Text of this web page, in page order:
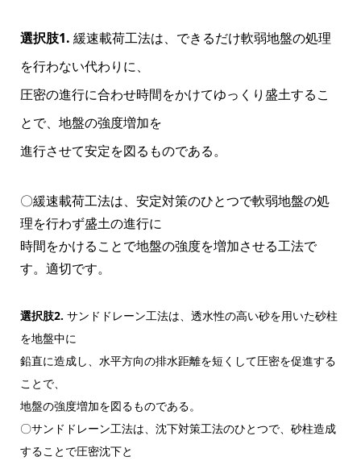
選択肢1. 緩速載荷工法は、できるだけ軟弱地盤の処理
を行わない代わりに、
圧密の進行に合わせ時間をかけてゆっくり盛土するこ
とで、地盤の強度増加を
進行させて安定を図るものである。
〇緩速載荷工法は、安定対策のひとつで軟弱地盤の処
理を行わず盛土の進行に
時間をかけることで地盤の強度を増加させる工法で
す。適切です。
選択肢2. サンドドレーン工法は、透水性の高い砂を用いた砂柱
を地盤中に
鉛直に造成し、水平方向の排水距離を短くして圧密を促進する
ことで、
地盤の強度増加を図るものである。
〇サンドドレーン工法は、沈下対策工法のひとつで、砂柱造成
することで圧密沈下と